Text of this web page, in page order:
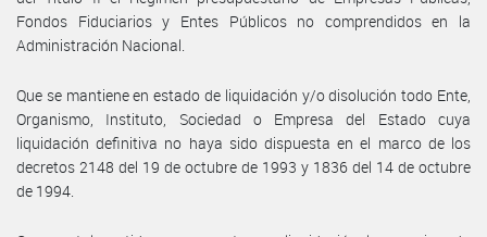
Fondos Fiduciarios y Entes Públicos no comprendidos en la
Administración Nacional.
Que se mantiene en estado de liquidación y/o disolución todo Ente,
Organismo, Instituto, Sociedad o Empresa del Estado cuya
liquidación definitiva no haya sido dispuesta en el marco de los
decretos 2148 del 19 de octubre de 1993 y 1836 del 14 de octubre
de 1994.